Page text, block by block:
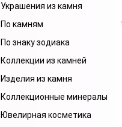
Украшения из камня
По камням
По знаку зодиака
Коллекции из камней
Изделия из камня
Коллекционные минералы
Ювелирная косметика